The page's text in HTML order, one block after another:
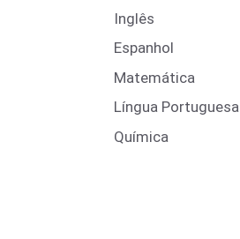
Inglês
Espanhol
Matemática
Língua Portuguesa
Química